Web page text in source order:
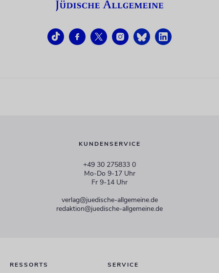
KUNDENSERVICE
+49 30 275833 0
Mo-Do 9-17 Uhr
Fr 9-14 Uhr
verlag@juedische-allgemeine.de
redaktion@juedische-allgemeine.de
RESSORTS SERVICE